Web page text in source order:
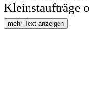
Kleinstaufträge
mehr Text anzeigen